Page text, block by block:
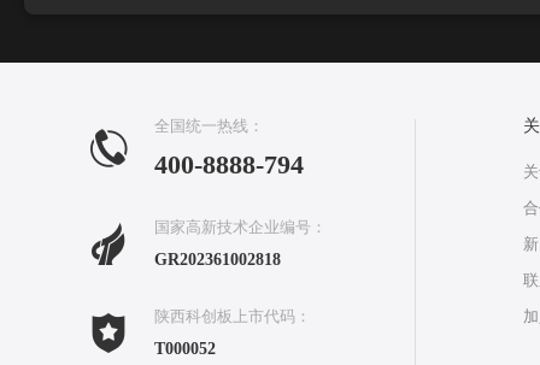
全国统一热线：
400-8888-794
国家高新技术企业编号：
GR202361002818
陕西科创板上市代码：
T000052